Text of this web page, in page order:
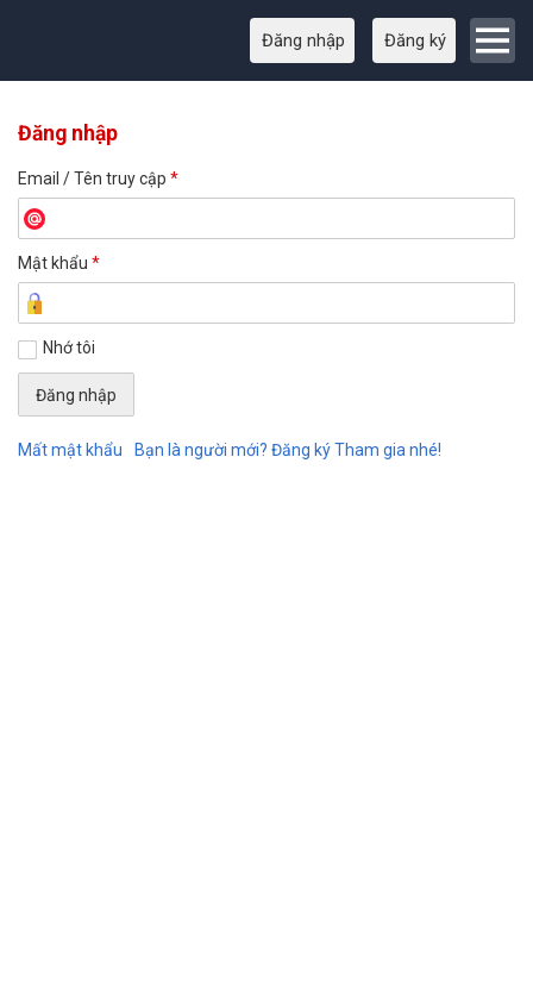
Đăng nhập Đăng ký
Đăng nhập
Email / Tên truy cập *
Mật khẩu *
Nhớ tôi
Mất mật khẩu Bạn là người mới? Đăng ký Tham gia nhé!